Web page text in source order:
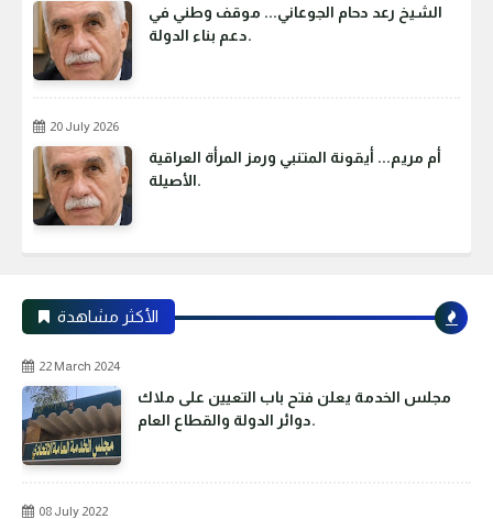
الشيخ رعد دحام الجوعاني... موقف وطني في
دعم بناء الدولة.
20 July 2026
أم مريم... أيقونة المتنبي ورمز المرأة العراقية
الأصيلة.
الأكثر مشاهدة
22 March 2024
مجلس الخدمة يعلن فتح باب التعيين على ملاك
دوائر الدولة والقطاع العام.
08 July 2022